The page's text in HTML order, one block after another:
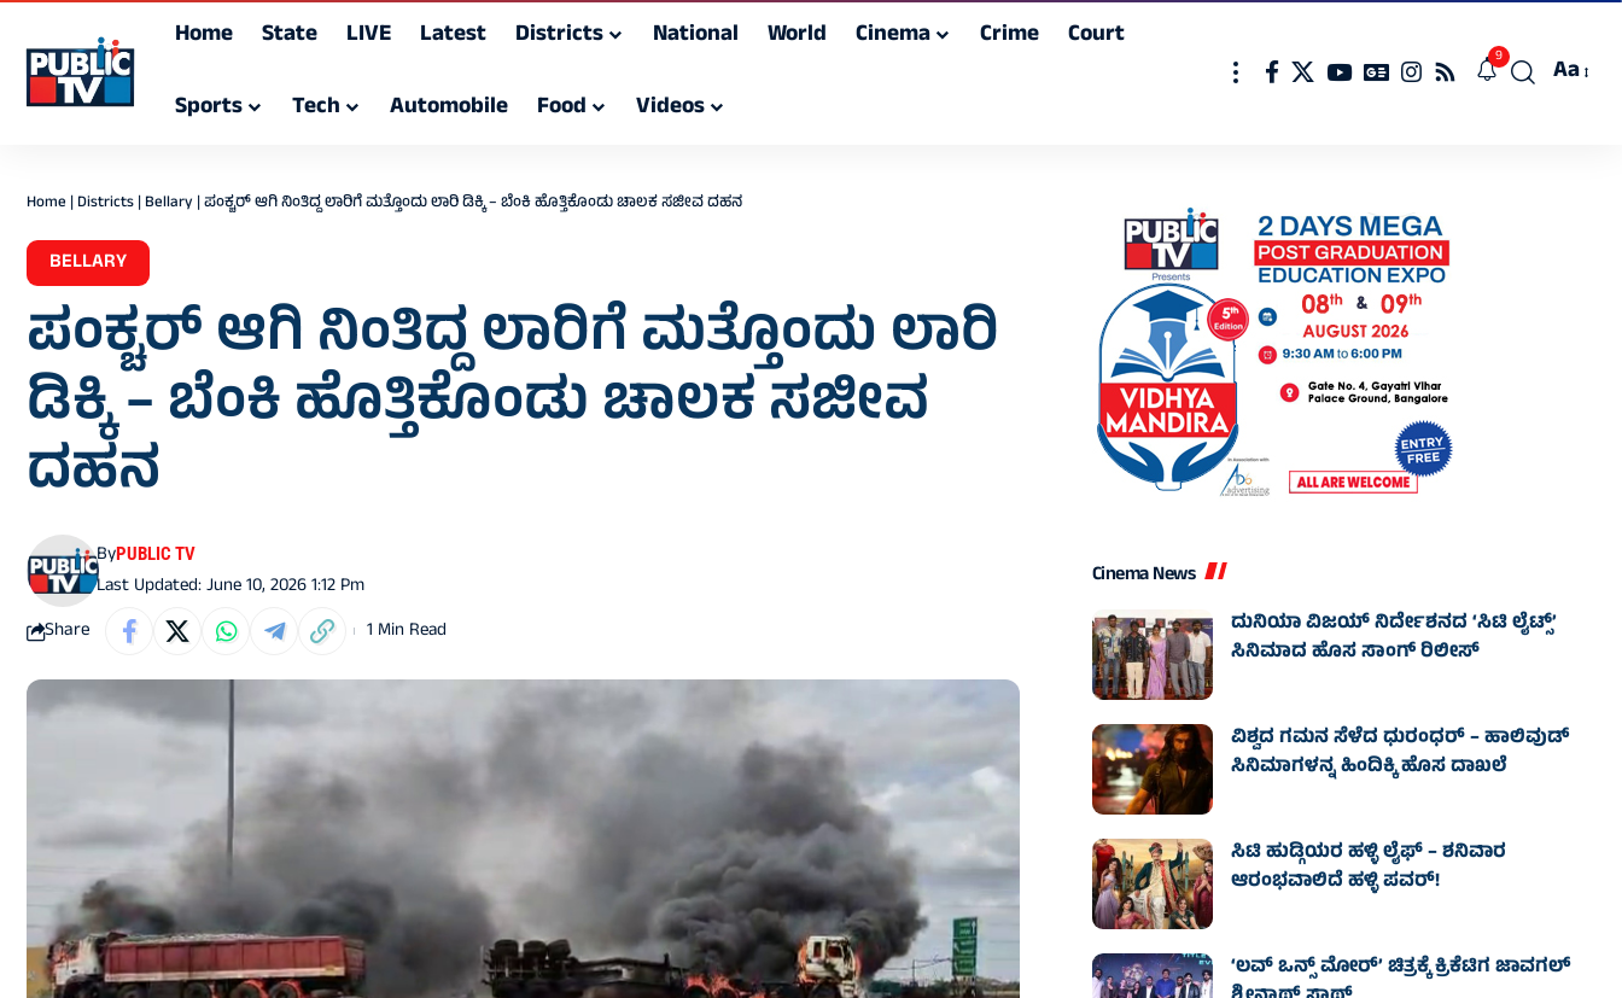
Home State LIVE Latest Districts National World Cinema Crime
Court
Sports
Tech Automobile Food Videos
9
Font
Aa
Home |Districts|Bellary |ಪಂಕ್ಚರ್ ಆಗಿ ನಿಂತಿದ್ದ ಲಾರಿಗೆ ಮತ್ತೊಂದು ಲಾರಿ ಡಿಕ್ಕಿ – ಬೆಂಕಿ ಹೊತ್ತಿಕೊಂಡು ಚಾಲಕ ಸಜೀವ ದಹನ
BELLARY
ಪಂಕ್ಚರ್ ಆಗಿ ನಿಂತಿದ್ದ ಲಾರಿಗೆ ಮತ್ತೊಂದು ಲಾರಿ
ಡಿಕ್ಕಿ – ಬೆಂಕಿ ಹೊತ್ತಿಕೊಂಡು ಚಾಲಕ ಸಜೀವ
ದಹನ
Last Updated: June 10, 2026 1:12 Pm
ByPUBLIC TV
Share 1 Min Read
Cinema News
ದುನಿಯಾ ವಿಜಯ್ ನಿರ್ದೇಶನದ ‘ಸಿಟಿ ಲೈಟ್ಸ್’
ಸಿನಿಮಾದ ಹೊಸ ಸಾಂಗ್ ರಿಲೀಸ್
ವಿಶ್ವದ ಗಮನ ಸೆಳೆದ ಧುರಂಧರ್ – ಹಾಲಿವುಡ್‌
ಸಿನಿಮಾಗಳನ್ನ ಹಿಂದಿಕ್ಕಿ ಹೊಸ ದಾಖಲೆ
ಸಿಟಿ ಹುಡ್ಗಿಯರ ಹಳ್ಳಿ ಲೈಫ್‌ – ಶನಿವಾರ
ಆರಂಭವಾಲಿದೆ ಹಳ್ಳಿ ಪವರ್‌!
‘ಲವ್ ಒನ್ಸ್ ಮೋರ್’ ಚಿತ್ರಕ್ಕೆ ಕ್ರಿಕೆಟಿಗ ಜಾವಗಲ್